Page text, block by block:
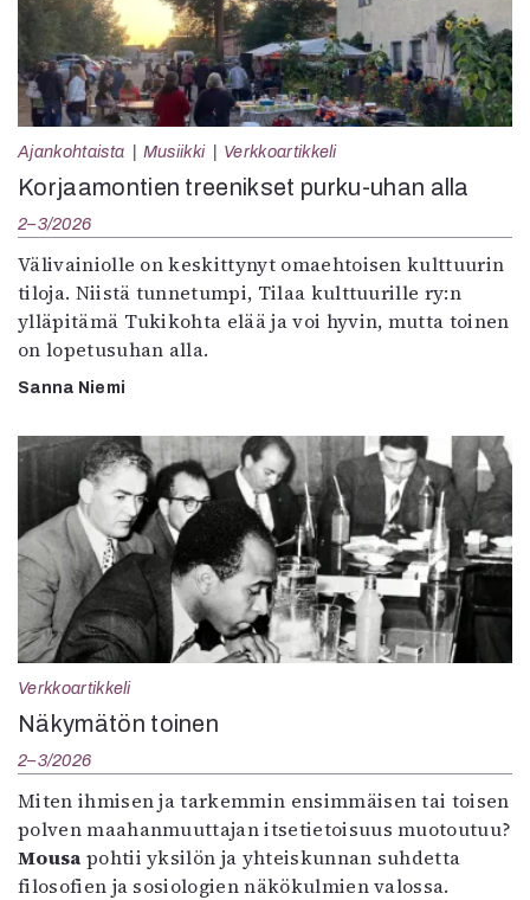
Ajankohtaista Musiikki Verkkoartikkeli
Korjaamontien treenikset purku-uhan alla
2–3/2026
Välivainiolle on keskittynyt omaehtoisen kulttuurin
tiloja. Niistä tunnetumpi, Tilaa kulttuurille ry:n
ylläpitämä Tukikohta elää ja voi hyvin, mutta toinen
on lopetusuhan alla.
Sanna Niemi
Verkkoartikkeli
Näkymätön toinen
2–3/2026
Miten ihmisen ja tarkemmin ensimmäisen tai toisen
polven maahanmuuttajan itsetietoisuus muotoutuu?
Mousa pohtii yksilön ja yhteiskunnan suhdetta
filosofien ja sosiologien näkökulmien valossa.